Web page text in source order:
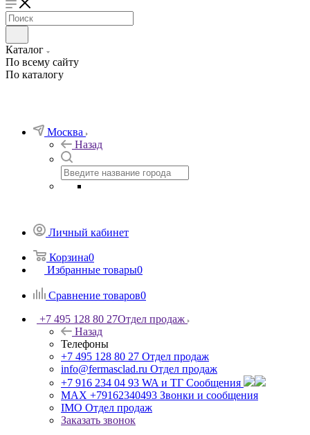
Каталог
По всему сайту
По каталогу
Москва
Назад
Личный кабинет
Корзина0
Избранные товары0
Сравнение товаров0
+7 495 128 80 27Отдел продаж
Назад
Телефоны
+7 495 128 80 27 Отдел продаж
info@fermasclad.ru Отдел продаж
+7 916 234 04 93 WA и ТГ Сообщения
MAX +79162340493 Звонки и сообщения
IMO Отдел продаж
Заказать звонок